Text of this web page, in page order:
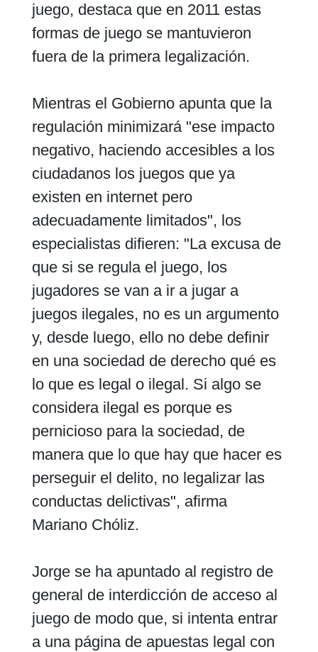
juego, destaca que en 2011 estas
formas de juego se mantuvieron
fuera de la primera legalización.
Mientras el Gobierno apunta que la
regulación minimizará "ese impacto
negativo, haciendo accesibles a los
ciudadanos los juegos que ya
existen en internet pero
adecuadamente limitados", los
especialistas difieren: "La excusa de
que si se regula el juego, los
jugadores se van a ir a jugar a
juegos ilegales, no es un argumento
y, desde luego, ello no debe definir
en una sociedad de derecho qué es
lo que es legal o ilegal. Si algo se
considera ilegal es porque es
pernicioso para la sociedad, de
manera que lo que hay que hacer es
perseguir el delito, no legalizar las
conductas delictivas", afirma
Mariano Chóliz.
Jorge se ha apuntado al registro de
general de interdicción de acceso al
juego de modo que, si intenta entrar
a una página de apuestas legal con